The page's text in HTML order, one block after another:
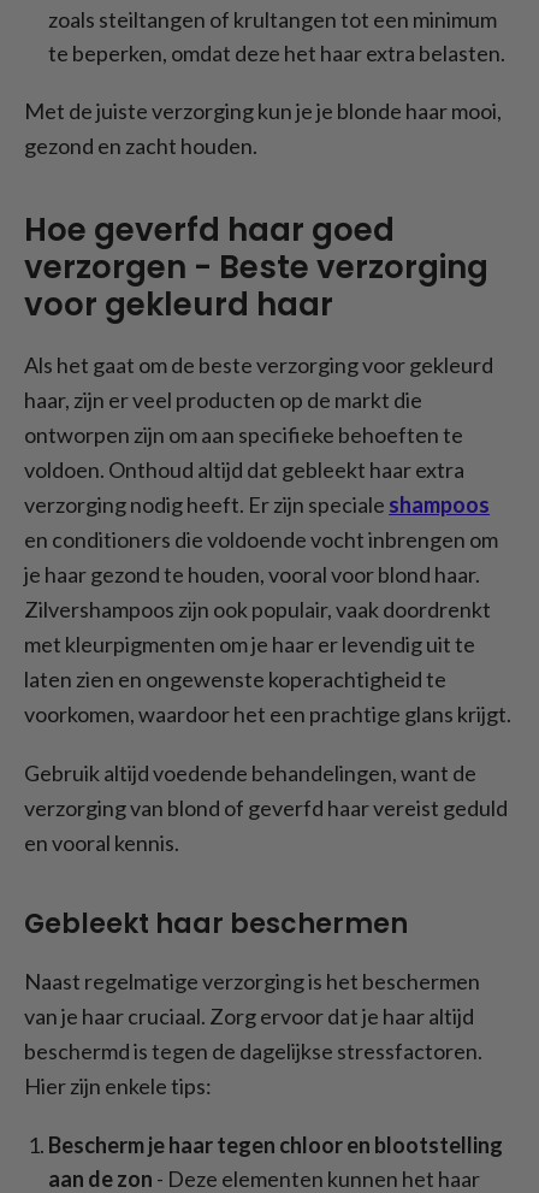
zoals steiltangen of krultangen tot een minimum
te beperken, omdat deze het haar extra belasten.
Met de juiste verzorging kun je je blonde haar mooi,
gezond en zacht houden.
Hoe geverfd haar goed
verzorgen - Beste verzorging
voor gekleurd haar
Als het gaat om de beste verzorging voor gekleurd
haar, zijn er veel producten op de markt die
ontworpen zijn om aan specifieke behoeften te
voldoen. Onthoud altijd dat gebleekt haar extra
verzorging nodig heeft. Er zijn speciale shampoos
en conditioners die voldoende vocht inbrengen om
je haar gezond te houden, vooral voor blond haar.
Zilvershampoos zijn ook populair, vaak doordrenkt
met kleurpigmenten om je haar er levendig uit te
laten zien en ongewenste koperachtigheid te
voorkomen, waardoor het een prachtige glans krijgt.
Gebruik altijd voedende behandelingen, want de
verzorging van blond of geverfd haar vereist geduld
en vooral kennis.
Gebleekt haar beschermen
Naast regelmatige verzorging is het beschermen
van je haar cruciaal. Zorg ervoor dat je haar altijd
beschermd is tegen de dagelijkse stressfactoren.
Hier zijn enkele tips:
Bescherm je haar tegen chloor en blootstelling
aan de zon - Deze elementen kunnen het haar